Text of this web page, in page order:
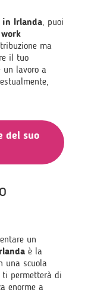
in Irlanda , puoi
work
ma
il tuo
un lavoro a
del suo
un
è la
una scuola
permetterà di
enorme a